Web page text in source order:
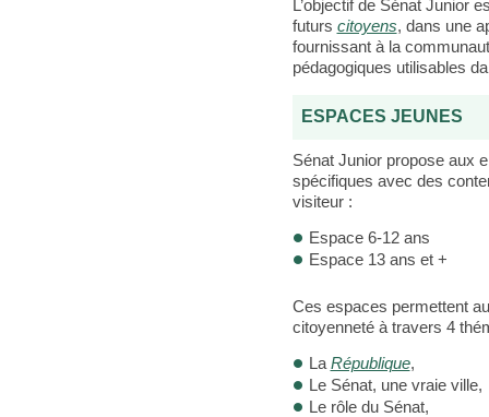
L’objectif de Sénat Junior
futurs citoyens, dans une
fournissant à la
pédagogiques utilisables
ESPACES JEUNES
Sénat Junior propose aux
spécifiques avec des
visiteur :
Espace 6-12 ans
Espace 13 ans et +
Ces espaces permettent
citoyenneté à travers 4
La République,
Le Sénat, une vraie ville,
Le rôle du Sénat,